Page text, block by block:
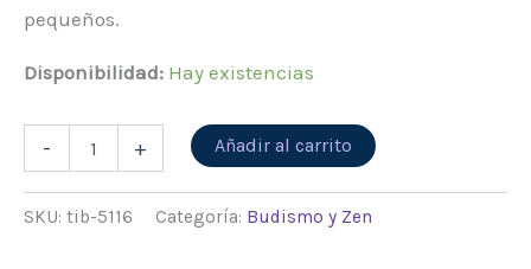
pequeños.
Disponibilidad: Hay existencias
- + Añadir al carrito
SKU: tib-5116 Categoría: Budismo y Zen